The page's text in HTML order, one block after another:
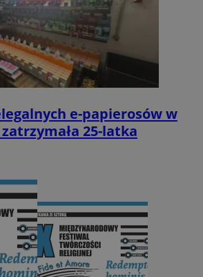
e-papierosów w
25-latka